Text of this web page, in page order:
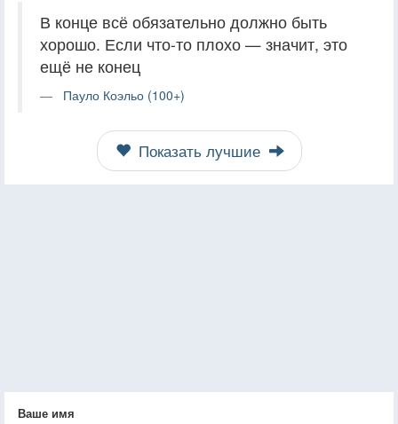
В конце всё обязательно должно быть
хорошо. Если что-то плохо — значит, это
ещё не конец
Пауло Коэльо (100+)
Показать лучшие
Ваше имя